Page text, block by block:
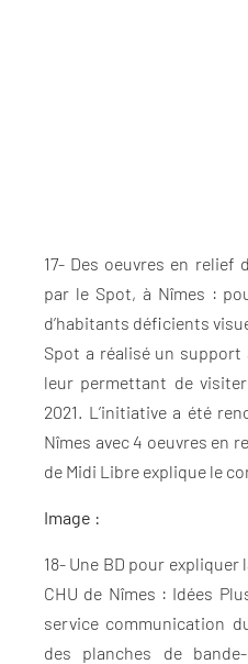
17- Des oeuvres en relief
par le Spot, à Nîmes :
d’habitants déficients
Spot a réalisé un support
leur permettant de
2021. L’initiative a été
Nîmes avec 4 oeuvres en
de Midi Libre explique le
Image :
18- Une BD pour
CHU de Nîmes : Idées
service communication
des planches de